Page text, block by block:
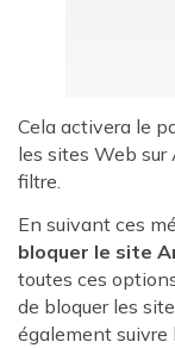
Cela activera le
les sites Web sur
filtre.
En suivant ces
bloquer le site
toutes ces
de bloquer les
également suivre